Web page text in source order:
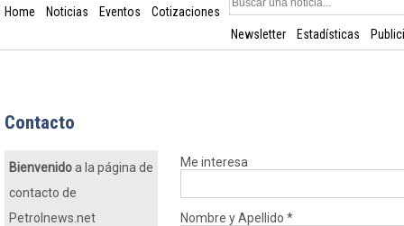
Home Noticias Eventos
Cotizaciones
Newsletter
Estadísticas
Contacto
Bienvenidoa la página de
contacto de
Petrolnews.net
Me interesa
Nombre y Apellido *